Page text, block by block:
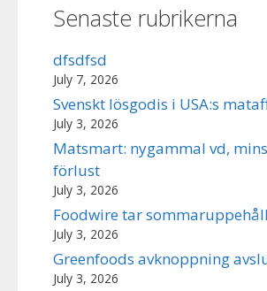
Senaste rubrikerna
dfsdfsd
July 7, 2026
Svenskt lösgodis i USA:s
July 3, 2026
Matsmart: nygammal vd,
förlust
July 3, 2026
Foodwire tar sommaruppehåll
July 3, 2026
Greenfoods avknoppning
July 3, 2026